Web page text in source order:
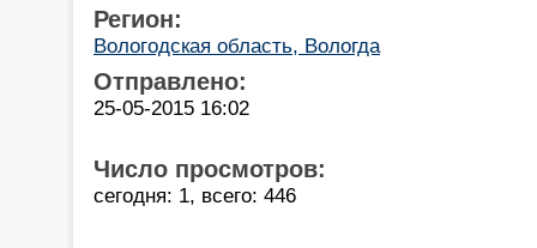
Регион:
Вологодская область, Вологда
Отправлено:
25-05-2015 16:02
Число просмотров:
сегодня: 1, всего: 446